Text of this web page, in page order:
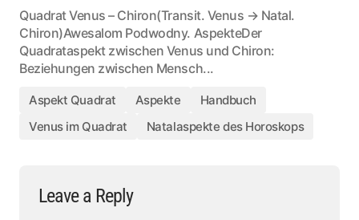
Quadrat Venus – Chiron(Transit. Venus → Natal.
Chiron)Awesalom Podwodny. AspekteDer
Quadrataspekt zwischen Venus und Chiron:
Beziehungen zwischen Mensch...
Aspekt Quadrat Aspekte
Handbuch
Venus im Quadrat
Natalaspekte des Horoskops
Leave a Reply